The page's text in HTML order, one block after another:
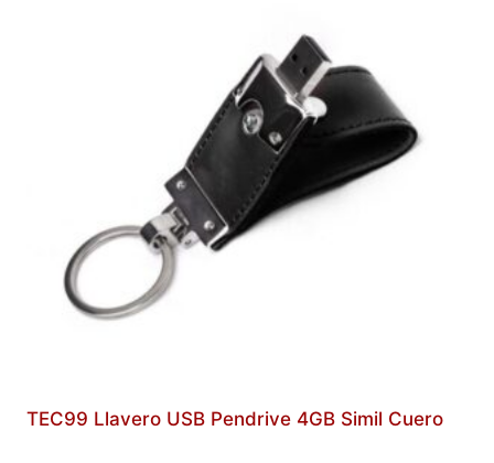
TEC99 Llavero USB Pendrive 4GB Simil Cuero